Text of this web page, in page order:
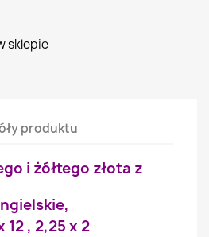
sklepie
produktu
i żółtego złota z
12 , 2,25 x 2